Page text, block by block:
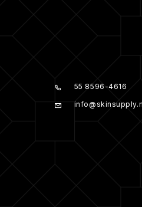
55 8596-4616